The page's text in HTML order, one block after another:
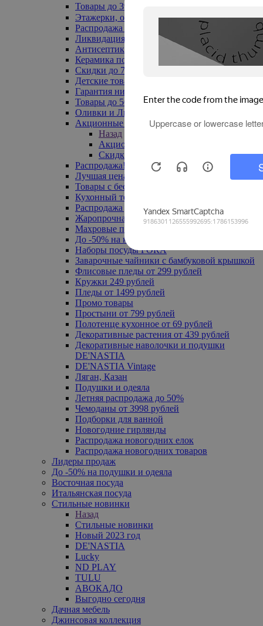
Товары до 399₽
Этажерки, обувницы
Распродажа текстиля до -50%
Ликвидация до -70%
Антисептики
Керамика по 129 руб
Скидки до 70%
Детские товары
Гарантия низкой цены
Товары до 500 руб
Оливки и Лимоны
Акционные товары
Назад
Акционные товары
Скидка 20% по промокоду
Распродажа! Ульяновск до -70%
Лучшая цена
Товары с бесплатной доставкой
Кухонный текстиль
Распродажа до -50%
Жаропрочная посуда
Махровые полотенца
До -50% на ковры
Наборы посуды FORA
Заварочные чайники с бамбуковой крышкой
Флисовые пледы от 299 рублей
Кружки 249 рублей
Пледы от 1499 рублей
Промо товары
Простыни от 799 рублей
Полотенце кухонное от 69 рублей
Декоративные растения от 439 рублей
Декоративные наволочки и подушки
DE'NASTIA
DE'NASTIA Vintage
Ляган, Казан
Подушки и одеяла
Летняя распродажа до 50%
Чемоданы от 3998 рублей
Подборки для ванной
Новогодние гирлянды
Распродажа новогодних елок
Распродажа новогодних товаров
Лидеры продаж
До -50% на подушки и одеяла
Восточная посуда
Итальянская посуда
Стильные новинки
Назад
Стильные новинки
Новый 2023 год
DE'NASTIA
Lucky
ND PLAY
TULU
АВОКАДО
Выгодно сегодня
Дачная мебель
Джинсовая коллекция